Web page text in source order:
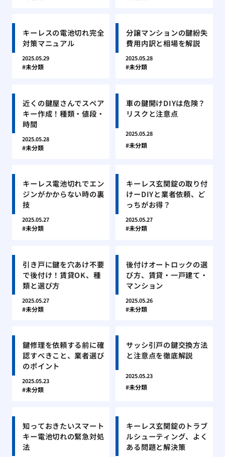
キーレスの電池切れ完全
対策マニュアル
2025.05.29
未分類
分譲マンションの鍵紛失
費用内訳と相場を解説
2025.05.28
未分類
近くの鍵屋さんでスペア
キー作成！種類・値段・
時間
2025.05.28
未分類
車の鍵開けDIYは危険？
リスクと注意点
2025.05.28
未分類
キーレス電池切れでエン
ジンがかからない時の裏
技
2025.05.27
未分類
キーレス玄関錠の取り付
けーDIYと業者依頼、ど
っちがお得？
2025.05.27
未分類
引き戸に鍵を穴あけ不要
で後付け！賃貸OK、種
類と選び方
2025.05.27
未分類
後付けオートロックの選
び方、賃貸・一戸建て・
マンション
2025.05.26
未分類
鍵修理を依頼する前に確
認すべきこと、業者選び
のポイント
2025.05.23
未分類
サッシ引戸の鍵交換方法
と注意点を徹底解説
2025.05.23
未分類
知っておきたいスマート
キー電池切れの緊急対処
法
キーレス玄関錠のトラブ
ルシューティング、よく
ある問題と解決策